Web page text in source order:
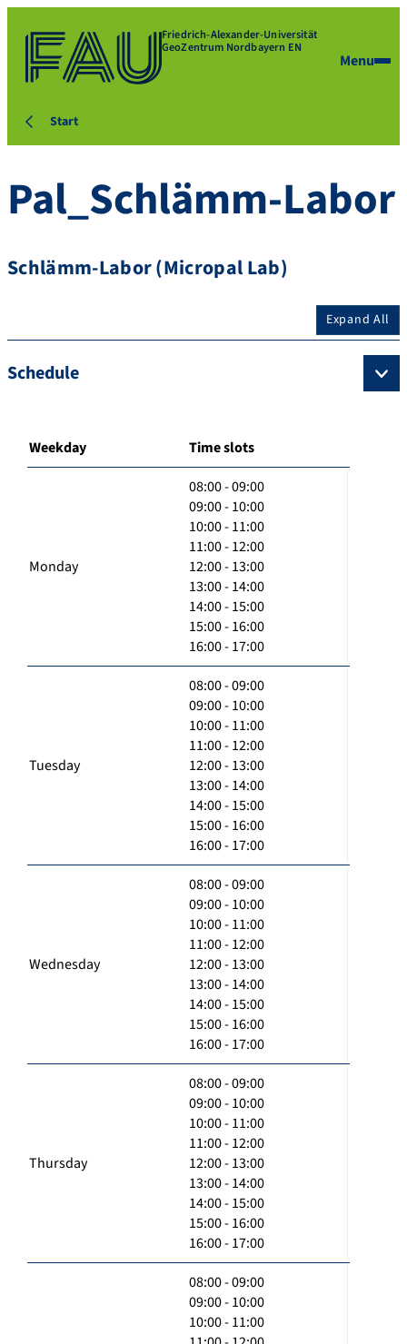
Friedrich-Alexander-Universität
GeoZentrum Nordbayern EN
Menu
Start
Pal_Schlämm-Labor
Schlämm-Labor (Micropal Lab)
Expand All
Schedule
Weekday Time slots
Monday
08:00 - 09:00
09:00 - 10:00
10:00 - 11:00
11:00 - 12:00
12:00 - 13:00
13:00 - 14:00
14:00 - 15:00
15:00 - 16:00
16:00 - 17:00
Tuesday
08:00 - 09:00
09:00 - 10:00
10:00 - 11:00
11:00 - 12:00
12:00 - 13:00
13:00 - 14:00
14:00 - 15:00
15:00 - 16:00
16:00 - 17:00
Wednesday
08:00 - 09:00
09:00 - 10:00
10:00 - 11:00
11:00 - 12:00
12:00 - 13:00
13:00 - 14:00
14:00 - 15:00
15:00 - 16:00
16:00 - 17:00
Thursday
08:00 - 09:00
09:00 - 10:00
10:00 - 11:00
11:00 - 12:00
12:00 - 13:00
13:00 - 14:00
14:00 - 15:00
15:00 - 16:00
16:00 - 17:00
08:00 - 09:00
09:00 - 10:00
10:00 - 11:00